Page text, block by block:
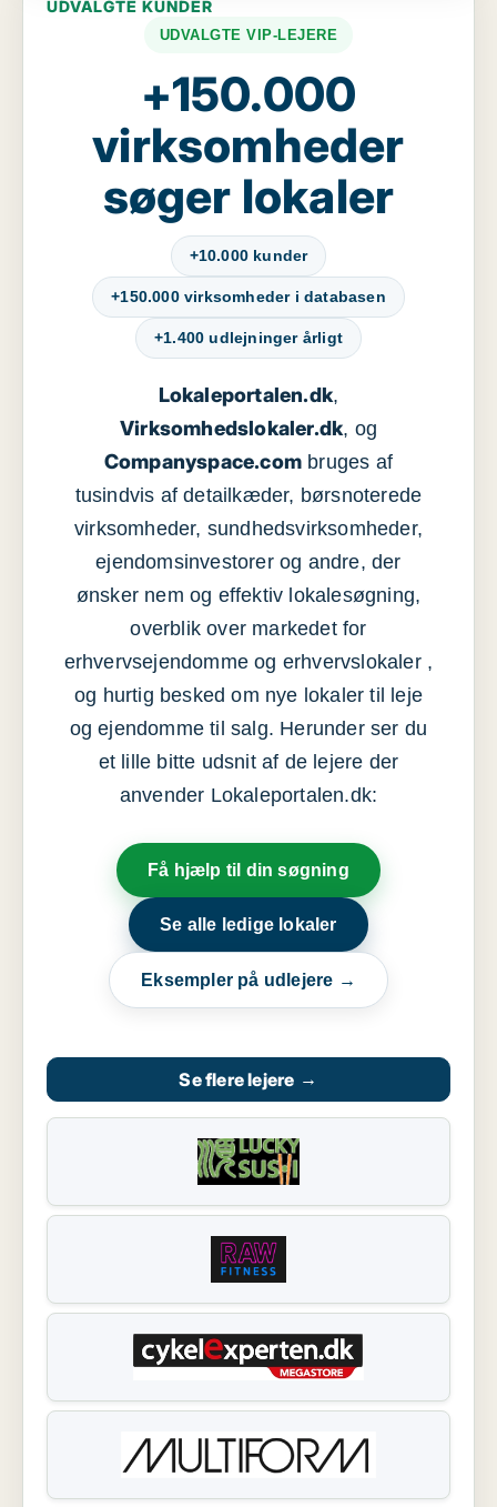
UDVALGTE KUNDER
UDVALGTE VIP-LEJERE
+150.000
virksomheder
søger lokaler
+10.000 kunder
+150.000 virksomheder i databasen
+1.400 udlejninger årligt
Lokaleportalen.dk,
Virksomhedslokaler.dk, og
Companyspace.com bruges af
tusindvis af detailkæder, børsnoterede
virksomheder, sundhedsvirksomheder,
ejendomsinvestorer og andre, der
ønsker nem og effektiv lokalesøgning,
overblik over markedet for
erhvervsejendomme og erhvervslokaler ,
og hurtig besked om nye lokaler til leje
og ejendomme til salg. Herunder ser du
et lille bitte udsnit af de lejere der
anvender Lokaleportalen.dk:
Få hjælp til din søgning
Se alle ledige lokaler
Eksempler på udlejere →
Se flere lejere →